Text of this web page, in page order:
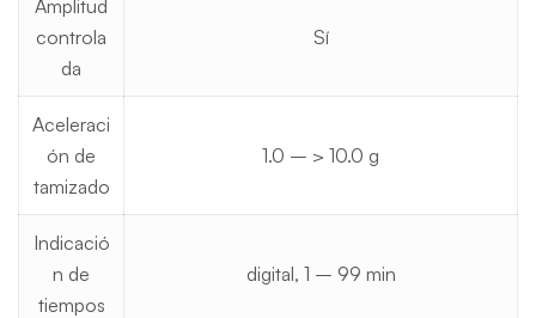
Amplitud
controla
da
Sí
Aceleraci
ón de
tamizado
1.0 – > 10.0 g
Indicació
n de
tiempos
digital, 1 – 99 min